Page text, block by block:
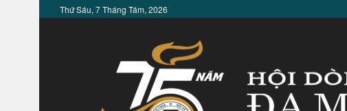
Thứ Sáu, 7 Tháng Tám, 2026